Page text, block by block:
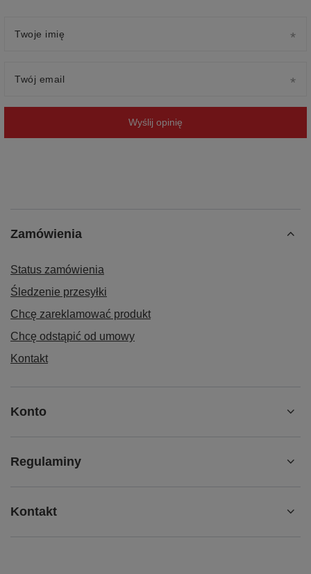
Twoje imię
Twój email
Wyślij opinię
Zamówienia
Status zamówienia
Śledzenie przesyłki
Chcę zareklamować produkt
Chcę odstąpić od umowy
Kontakt
Konto
Regulaminy
Kontakt